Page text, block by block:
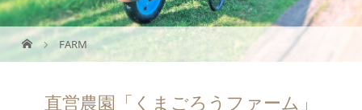
FARM
直営農園「くまごろうファーム」